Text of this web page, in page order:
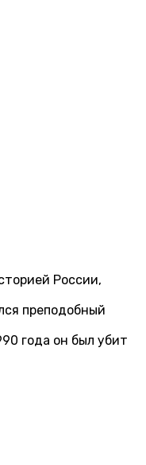
России,
преподобный
года он был убит